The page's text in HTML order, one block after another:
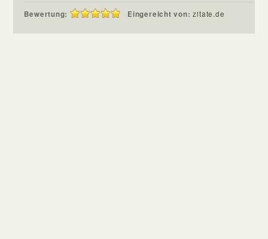
Bewertung: Eingereicht von:zitate.de